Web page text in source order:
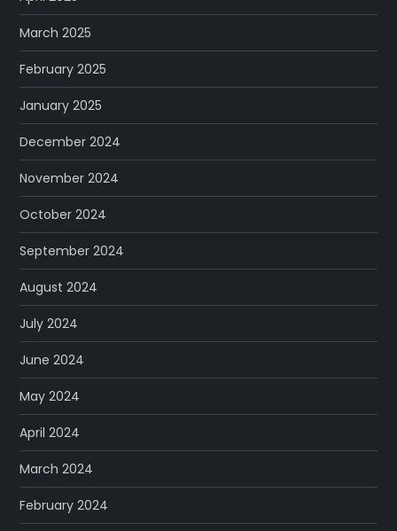
March 2025
February 2025
January 2025
December 2024
November 2024
October 2024
September 2024
August 2024
July 2024
June 2024
May 2024
April 2024
March 2024
February 2024